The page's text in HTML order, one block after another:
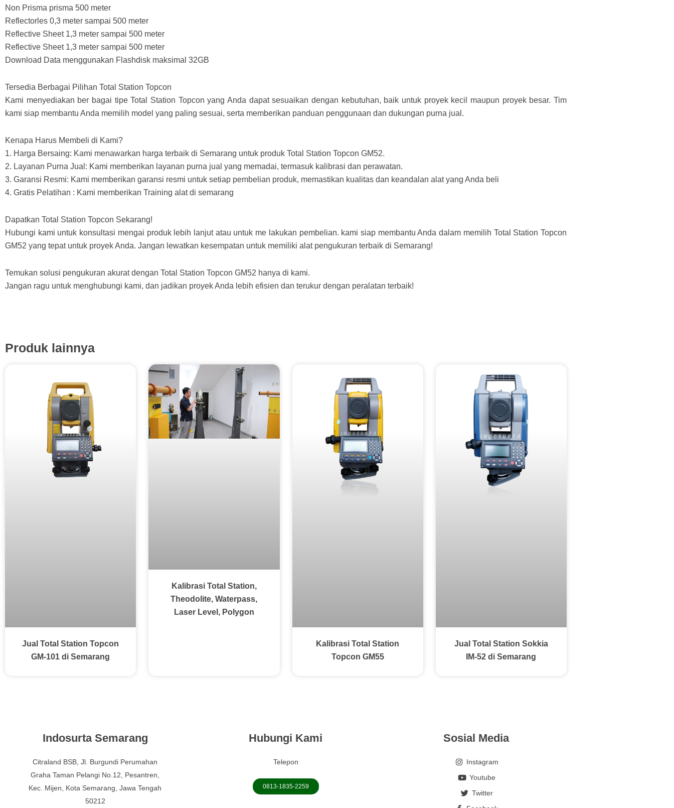
Non Prisma prisma 500 meter
Reflectorles 0,3 meter sampai 500 meter
Reflective Sheet 1,3 meter sampai 500 meter
Reflective Sheet 1,3 meter sampai 500 meter
Download Data menggunakan Flashdisk maksimal 32GB
Tersedia Berbagai Pilihan Total Station Topcon
Kami menyediakan ber bagai tipe Total Station Topcon yang Anda dapat sesuaikan dengan kebutuhan, baik untuk proyek kecil maupun proyek besar. Tim
kami siap membantu Anda memilih model yang paling sesuai, serta memberikan panduan penggunaan dan dukungan purna jual.
Kenapa Harus Membeli di Kami?
1. Harga Bersaing: Kami menawarkan harga terbaik di Semarang untuk produk Total Station Topcon GM52.
2. Layanan Purna Jual: Kami memberikan layanan purna jual yang memadai, termasuk kalibrasi dan perawatan.
3. Garansi Resmi: Kami memberikan garansi resmi untuk setiap pembelian produk, memastikan kualitas dan keandalan alat yang Anda beli
4. Gratis Pelatihan : Kami memberikan Training alat di semarang
Dapatkan Total Station Topcon Sekarang!
Hubungi kami untuk konsultasi mengai produk lebih lanjut atau untuk me lakukan pembelian. kami siap membantu Anda dalam memilih Total Station Topcon
GM52 yang tepat untuk proyek Anda. Jangan lewatkan kesempatan untuk memiliki alat pengukuran terbaik di Semarang!
Temukan solusi pengukuran akurat dengan Total Station Topcon GM52 hanya di kami.
Jangan ragu untuk menghubungi kami, dan jadikan proyek Anda lebih efisien dan terukur dengan peralatan terbaik!
Produk lainnya
Jual Total Station Topcon
GM-101 di Semarang
Kalibrasi Total Station,
Theodolite, Waterpass,
Laser Level, Polygon
Kalibrasi Total Station
Topcon GM55
Jual Total Station Sokkia
IM-52 di Semarang
Indosurta Semarang
Citraland BSB, Jl. Burgundi Perumahan
Graha Taman Pelangi No.12, Pesantren,
Kec. Mijen, Kota Semarang, Jawa Tengah
50212
Hubungi Kami
Telepon
0813-1835-2259
Sosial Media
Instagram
Youtube
Twitter